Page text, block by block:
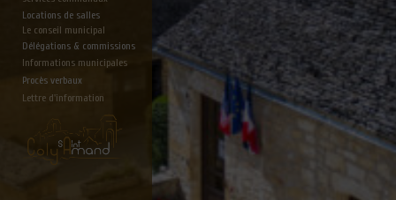
Locations de salles
Le conseil municipal
Délégations & commissions
Informations municipales
Lettre d'information
Procès verbaux